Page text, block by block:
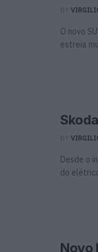
BY
O novo
estreia
BY
Desde o
do
Novo